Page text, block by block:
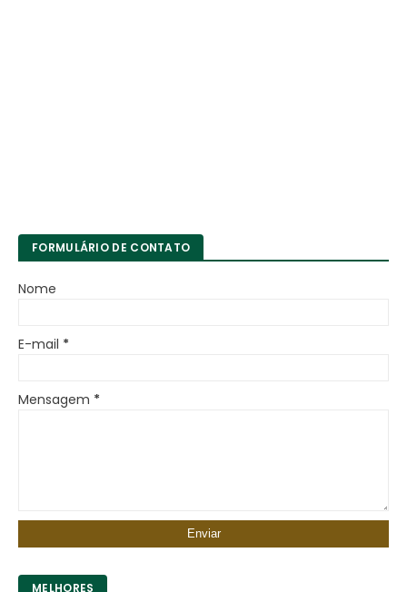
FORMULÁRIO DE CONTATO
Nome
E-mail *
Mensagem *
MELHORES